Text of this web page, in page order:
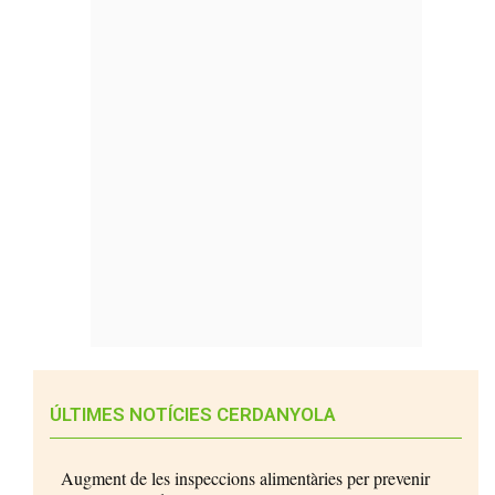
ÚLTIMES NOTÍCIES CERDANYOLA
Augment de les inspeccions alimentàries per prevenir